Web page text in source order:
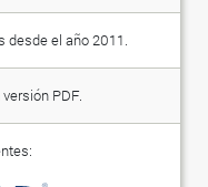
el año 2011.
PDF.